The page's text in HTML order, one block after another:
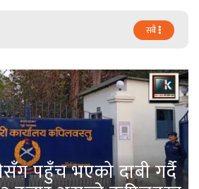
सबै
पहुँच भएको दाबी गर्दै